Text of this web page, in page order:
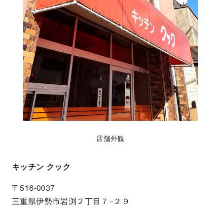
店舗外観
キッチン クック
〒516-0037
三重県伊勢市岩渕２丁目７−２９